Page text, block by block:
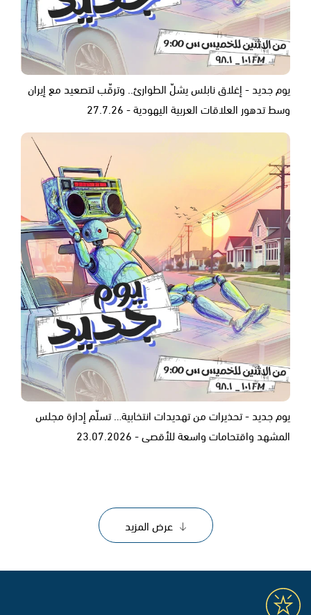
يوم جديد - إغلاق نابلس يشلّ الطوارئ.. وترقّب لتصعيد مع إيران
وسط تدهور العلاقات العربية اليهودية - 27.7.26
يوم جديد - تحذيرات من تهديدات انتخابية… تسلّم إدارة مجلس
المشهد واقتحامات واسعة للأقصى - 23.07.2026
عرض المزيد